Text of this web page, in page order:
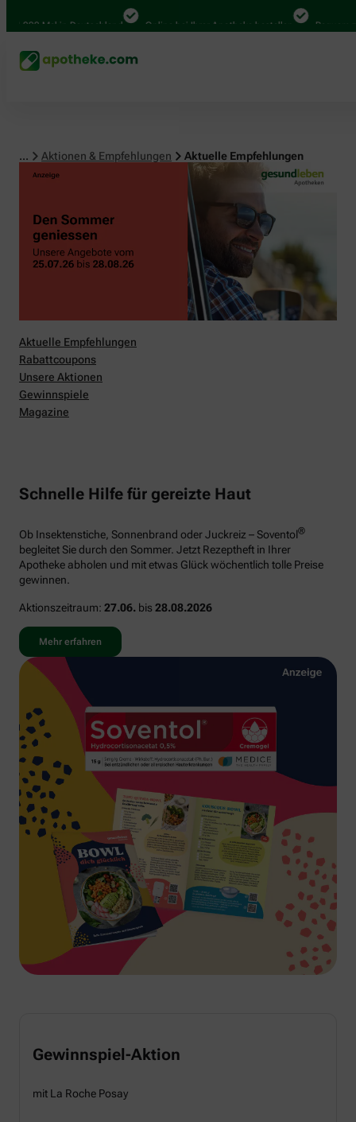
Mal in Deutschland Online bei Ihrer Apotheke bestellen Bequem
... Aktionen & Empfehlungen Aktuelle Empfehlungen
Aktuelle Empfehlungen
Rabattcoupons
Unsere Aktionen
Gewinnspiele
Magazine
Schnelle Hilfe für gereizte Haut
Ob Insektenstiche, Sonnenbrand oder Juckreiz – Soventol®
begleitet Sie durch den Sommer. Jetzt Rezeptheft in Ihrer
Apotheke abholen und mit etwas Glück wöchentlich tolle Preise
gewinnen.
Aktionszeitraum: 27.06. bis 28.08.2026
Mehr erfahren
Gewinnspiel-Aktion
mit La Roche Posay